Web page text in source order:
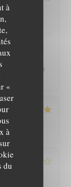
à
«
à
du
/ Prix
uns auf der
berechnet,
muss das
/ Prix